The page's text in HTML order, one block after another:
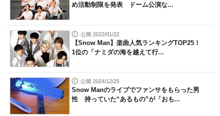
め活動制限を発表 ドーム公演な...
公開 2022/01/22
【Snow Man】楽曲人気ランキングTOP25！
1位の「ナミダの海を越えて行...
公開 2024/12/25
Snow Manのライブでファンサをもらった男
性 持っていた“あるもの”が「おも...